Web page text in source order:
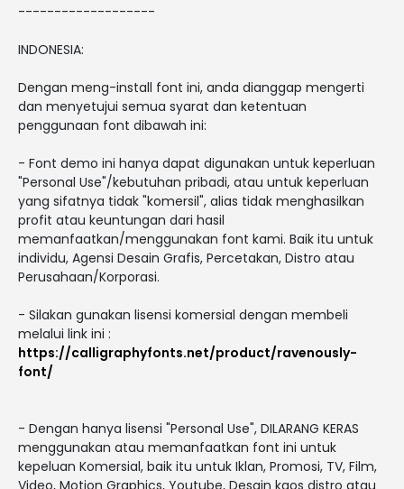
-------------------
INDONESIA:
Dengan meng-install font ini, anda dianggap mengerti
dan menyetujui semua syarat dan ketentuan
penggunaan font dibawah ini:
- Font demo ini hanya dapat digunakan untuk keperluan
"Personal Use"/kebutuhan pribadi, atau untuk keperluan
yang sifatnya tidak "komersil", alias tidak menghasilkan
profit atau keuntungan dari hasil
memanfaatkan/menggunakan font kami. Baik itu untuk
individu, Agensi Desain Grafis, Percetakan, Distro atau
Perusahaan/Korporasi.
- Silakan gunakan lisensi komersial dengan membeli
melalui link ini :
https://calligraphyfonts.net/product/ravenously-
font/
- Dengan hanya lisensi "Personal Use", DILARANG KERAS
menggunakan atau memanfaatkan font ini untuk
kepeluan Komersial, baik itu untuk Iklan, Promosi, TV, Film,
Video, Motion Graphics, Youtube, Desain kaos distro atau